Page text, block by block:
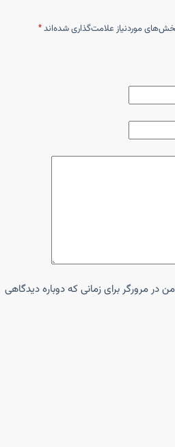
موردنیاز علامت‌گذاری شده‌اند*
در مرورگر برای زمانی که دوباره دیدگاهی